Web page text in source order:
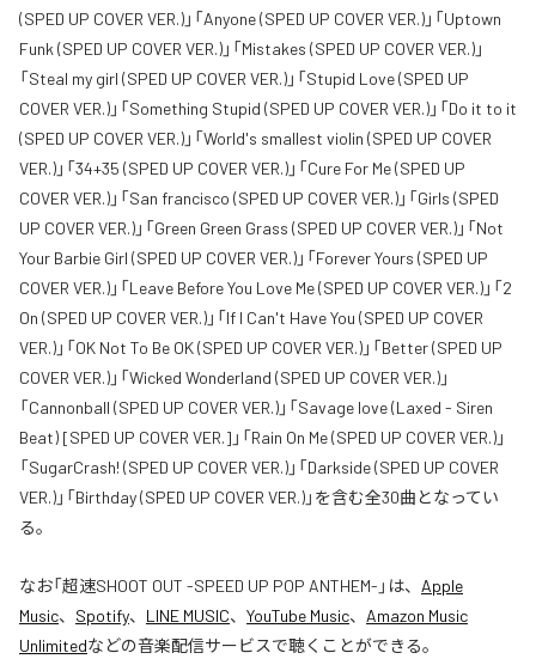
(SPED UP COVER VER.)」「Anyone (SPED UP COVER VER.)」「Uptown
Funk (SPED UP COVER VER.)」「Mistakes (SPED UP COVER VER.)」
「Steal my girl (SPED UP COVER VER.)」「Stupid Love (SPED UP
COVER VER.)」「Something Stupid (SPED UP COVER VER.)」「Do it to it
(SPED UP COVER VER.)」「World's smallest violin (SPED UP COVER
VER.)」「34+35 (SPED UP COVER VER.)」「Cure For Me (SPED UP
COVER VER.)」「San francisco (SPED UP COVER VER.)」「Girls (SPED
UP COVER VER.)」「Green Green Grass (SPED UP COVER VER.)」「Not
Your Barbie Girl (SPED UP COVER VER.)」「Forever Yours (SPED UP
COVER VER.)」「Leave Before You Love Me (SPED UP COVER VER.)」「2
On (SPED UP COVER VER.)」「If I Can't Have You (SPED UP COVER
VER.)」「OK Not To Be OK (SPED UP COVER VER.)」「Better (SPED UP
COVER VER.)」「Wicked Wonderland (SPED UP COVER VER.)」
「Cannonball (SPED UP COVER VER.)」「Savage love (Laxed - Siren
Beat) [SPED UP COVER VER.]」「Rain On Me (SPED UP COVER VER.)」
「SugarCrash! (SPED UP COVER VER.)」「Darkside (SPED UP COVER
VER.)」「Birthday (SPED UP COVER VER.)」を含む全30曲となってい
る。
なお「超速SHOOT OUT -SPEED UP POP ANTHEM- 」は、 Apple
Music、 Spotify、 LINE MUSIC、 YouTube Music、 Amazon Music
Unlimitedなどの音楽配信サービスで聴くことができる。